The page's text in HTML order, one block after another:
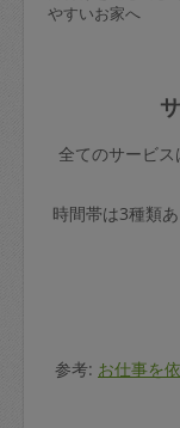
やすいお家へ
全てのサービ
時間帯は3種類
参考: お仕事を